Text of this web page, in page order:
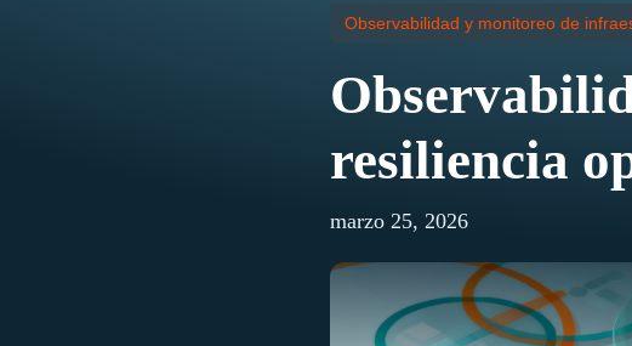
Observabilidad y monitoreo de
resiliencia
marzo 25, 2026